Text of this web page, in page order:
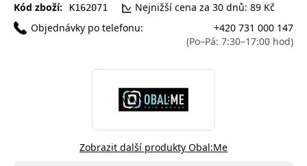
Kód zboží: K162071
Nejnižší cena za 30 dnů: 89 Kč
Objednávky po telefonu:
+420 731 000 147
(Po–Pá: 7:30–17:00 hod)
Zobrazit další produkty Obal:Me